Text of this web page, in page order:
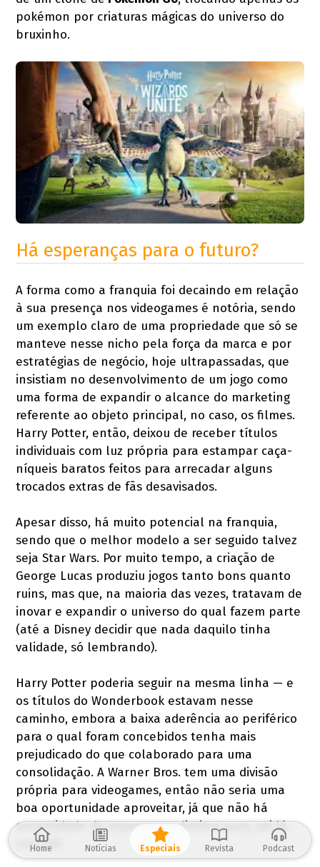
pokémon por criaturas mágicas do universo do
bruxinho.
Há esperanças para o futuro?
A forma como a franquia foi decaindo em relação
à sua presença nos videogames é notória, sendo
um exemplo claro de uma propriedade que só se
manteve nesse nicho pela força da marca e por
estratégias de negócio, hoje ultrapassadas, que
insistiam no desenvolvimento de um jogo como
uma forma de expandir o alcance do marketing
referente ao objeto principal, no caso, os filmes.
Harry Potter, então, deixou de receber títulos
individuais com luz própria para estampar caça-
níqueis baratos feitos para arrecadar alguns
trocados extras de fãs desavisados.
Apesar disso, há muito potencial na franquia,
sendo que o melhor modelo a ser seguido talvez
seja Star Wars. Por muito tempo, a criação de
George Lucas produziu jogos tanto bons quanto
ruins, mas que, na maioria das vezes, tratavam de
inovar e expandir o universo do qual fazem parte
(até a Disney decidir que nada daquilo tinha
validade, só lembrando).
Harry Potter poderia seguir na mesma linha — e
os títulos do Wonderbook estavam nesse
caminho, embora a baixa aderência ao periférico
para o qual foram concebidos tenha mais
prejudicado do que colaborado para uma
consolidação. A Warner Bros. tem uma divisão
própria para videogames, então não seria uma
boa oportunidade aproveitar, já que não há
necessidade de repassar os direitos para, sei lá,
uma EA?
Home Notícias Especiais Revista Podcast